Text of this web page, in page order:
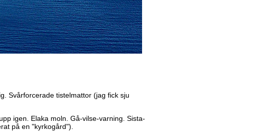
Svårforcerade tistelmattor (jag fick sju
igen. Elaka moln. Gå-vilse-varning. Sista-
på en "kyrkogård").